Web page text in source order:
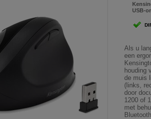
USB-
Als u
een
houding
de muis
(links,
door
1200 of
met